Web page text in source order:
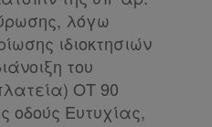
λόγω
ιδιοκτησιών
του
ΟΤ 90
οδούς Ευτυχίας,